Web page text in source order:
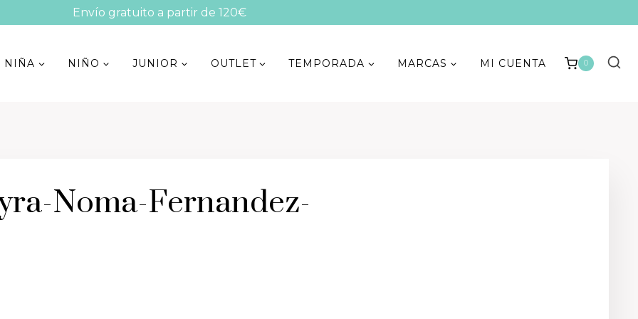
Envío gratuito a partir de 120€
NIÑA NIÑO JUNIOR OUTLET TEMPORADA MARCAS MI CUENTA 0
Noma-Fernandez-